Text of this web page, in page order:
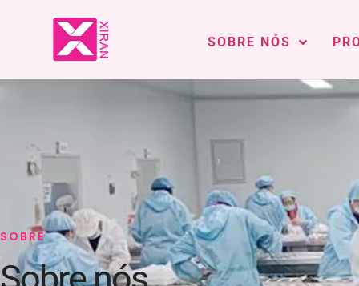
SOBRE NÓS
SOBRE